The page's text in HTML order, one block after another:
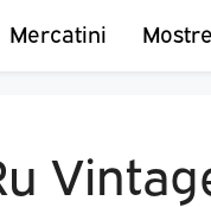
Mercatini